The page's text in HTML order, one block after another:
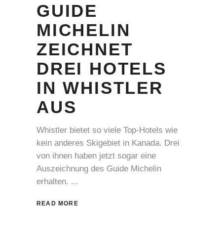
GUIDE
MICHELIN
ZEICHNET
DREI HOTELS
IN WHISTLER
AUS
Whistler bietet so viele Top-Hotels wie
kein anderes Skigebiet in Kanada. Drei
von ihnen haben jetzt sogar eine
Auszeichnung des Guide Michelin
erhalten.
READ MORE